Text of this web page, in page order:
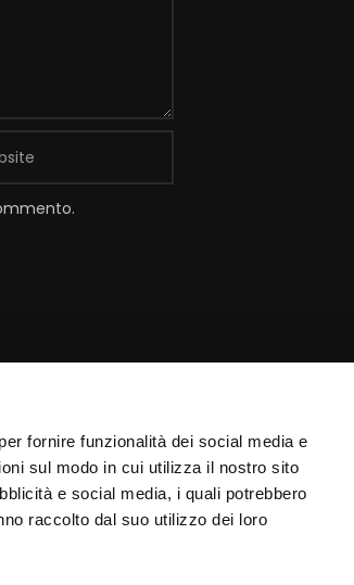
fornire funzionalità dei social media e
sul modo in cui utilizza il nostro sito
e social media, i quali potrebbero
raccolto dal suo utilizzo dei loro
Info utili
Informativa privacy
Cookie Policy
Credits